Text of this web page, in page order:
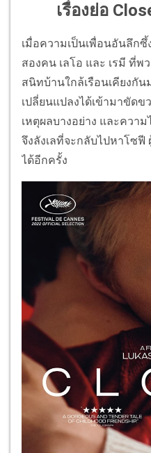
เรื่องย่อ
เมื่อความเป็นเพื่อนอันลึกซึ้
สองคน เลโอ และ เรมี ที่พ
สนิทบ้านใกล้เรือนเคียงกั
เปลี่ยนแปลงได้เข้ามาขัด
เหตุผลบางอย่าง และความ
จึงลังเลที่จะกลับไปหาโซฟี
ได้อีกครั้ง